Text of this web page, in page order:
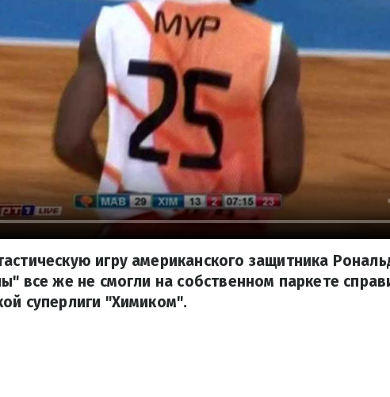
игру американского защитника
все же не смогли на собственном паркете
суперлиги "Химиком".